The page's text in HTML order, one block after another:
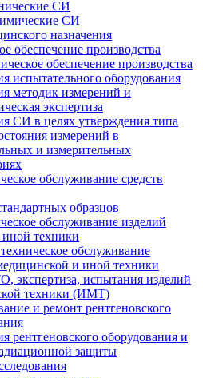
СИ
СИ
назначения
обеспечение производства
обеспечение производства
испытательного оборудования
методик измерений и
экспертиза
СИ в целях утверждения типа
измерений в
и измерительных
обслуживание средств
образцов
обслуживание изделий
техники
обслуживание
и иной техники
экспертиза, испытания изделий
техники (ИМТ)
и ремонт рентгеновского
рентгеновского оборудования и
защиты